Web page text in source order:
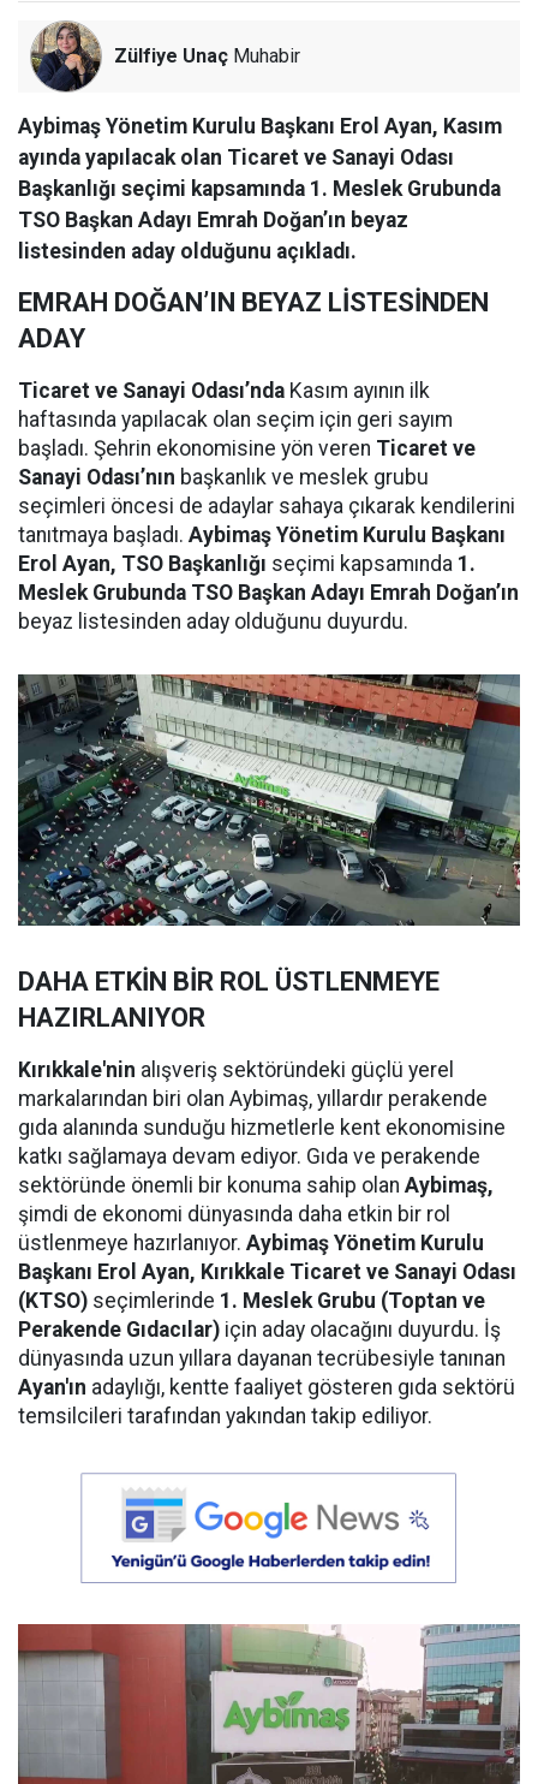
Zülfiye Unaç Muhabir
Aybimaş Yönetim Kurulu Başkanı Erol Ayan, Kasım
ayında yapılacak olan Ticaret ve Sanayi Odası
Başkanlığı seçimi kapsamında 1. Meslek Grubunda
TSO Başkan Adayı Emrah Doğan’ın beyaz
listesinden aday olduğunu açıkladı.
EMRAH DOĞAN’IN BEYAZ LİSTESİNDEN
ADAY
Ticaret ve Sanayi Odası’nda Kasım ayının ilk
haftasında yapılacak olan seçim için geri sayım
başladı. Şehrin ekonomisine yön veren Ticaret ve
Sanayi Odası’nın başkanlık ve meslek grubu
seçimleri öncesi de adaylar sahaya çıkarak kendilerini
tanıtmaya başladı. Aybimaş Yönetim Kurulu Başkanı
Erol Ayan, TSO Başkanlığı seçimi kapsamında 1.
Meslek Grubunda TSO Başkan Adayı Emrah Doğan’ın
beyaz listesinden aday olduğunu duyurdu.
DAHA ETKİN BİR ROL ÜSTLENMEYE
HAZIRLANIYOR
Kırıkkale'nin alışveriş sektöründeki güçlü yerel
markalarından biri olan Aybimaş, yıllardır perakende
gıda alanında sunduğu hizmetlerle kent ekonomisine
katkı sağlamaya devam ediyor. Gıda ve perakende
sektöründe önemli bir konuma sahip olan Aybimaş,
şimdi de ekonomi dünyasında daha etkin bir rol
üstlenmeye hazırlanıyor. Aybimaş Yönetim Kurulu
Başkanı Erol Ayan, Kırıkkale Ticaret ve Sanayi Odası
(KTSO) seçimlerinde 1. Meslek Grubu (Toptan ve
Perakende Gıdacılar) için aday olacağını duyurdu. İş
dünyasında uzun yıllara dayanan tecrübesiyle tanınan
Ayan'ın adaylığı, kentte faaliyet gösteren gıda sektörü
temsilcileri tarafından yakından takip ediliyor.